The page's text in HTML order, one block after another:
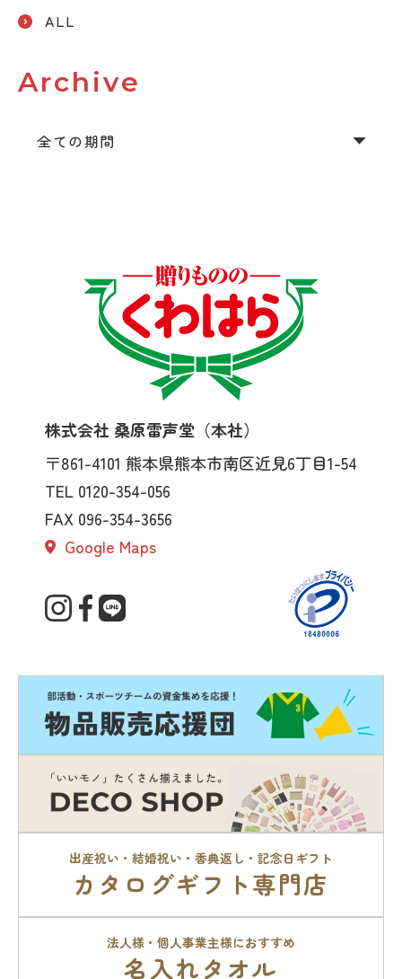
ALL
Archive
株式会社 桑原雷声堂（本社）
〒861-4101 熊本県熊本市南区近見6丁目1-54
TEL 0120-354-056
FAX 096-354-3656
Google Maps
出産祝い・結婚祝い・香典返し・記念日ギフト
カタログギフト専門店
法人様・個人事業主様におすすめ
名入れタオル